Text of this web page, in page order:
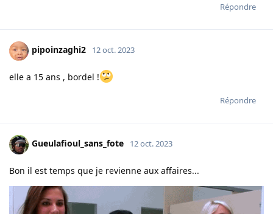
Répondre
pipoinzaghi2 12 oct. 2023
elle a 15 ans , bordel !
Répondre
Gueulafioul_sans_fote 12 oct. 2023
Bon il est temps que je revienne aux affaires...